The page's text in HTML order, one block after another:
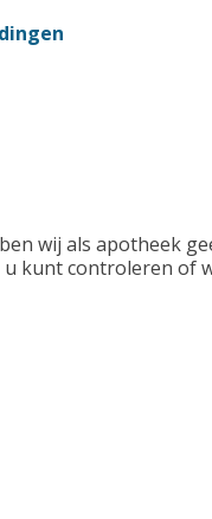
wij als apotheek
kunt controleren of